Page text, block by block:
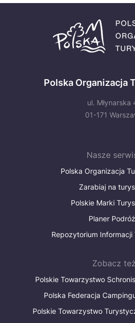
Polska Organizacja
ul. Młynarska
01-171
Nasze
Polska Organizacja
Zarabiaj na
Polskie Marki
Planer
Repozytorium
Zobacz też
Polskie Towarzystwo
Polska Federacja
Polskie Towarzystwo